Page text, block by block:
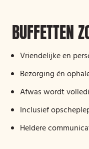
BUFFETTEN
Vriendelijke en
Bezorging én
Afwas wordt
Inclusief
Heldere